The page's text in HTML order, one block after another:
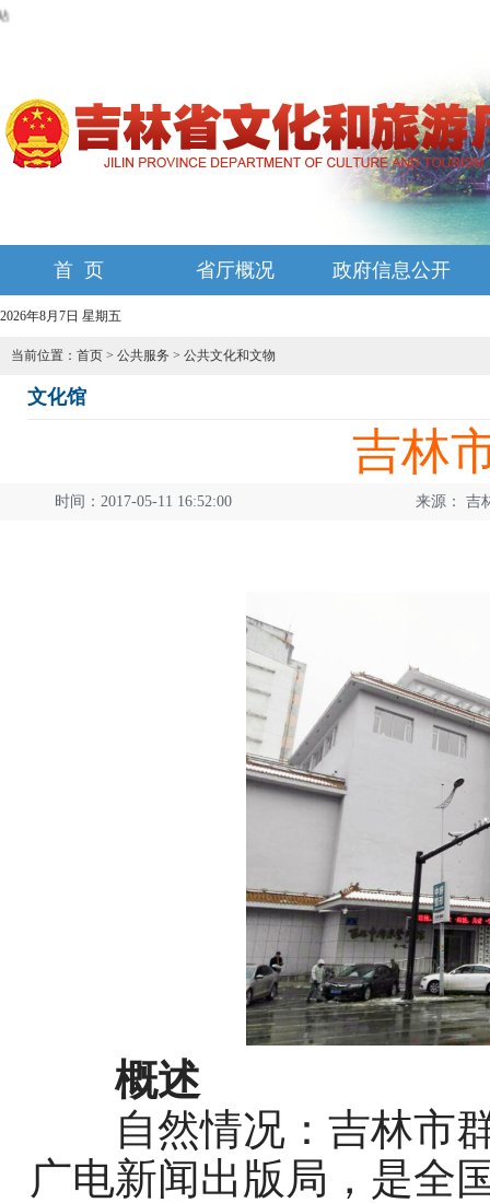
首 页 省厅概况 政府信息公开
2026年8月7日 星期五
当前位置： 首页 > 公共服务 > 公共文化和文物
文化馆
吉林
时间：2017-05-11 16:52:00 来源： 吉
概述
自然情况 ： 吉林市
广电新闻出版局，是全